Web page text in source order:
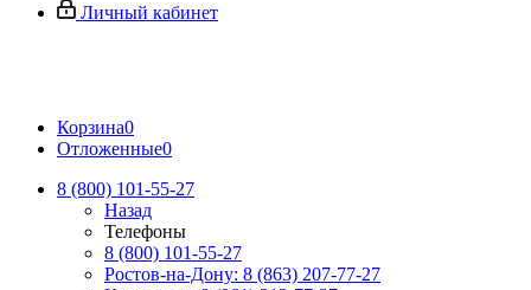
Личный кабинет
Корзина0
Отложенные0
8 (800) 101-55-27
Назад
Телефоны
8 (800) 101-55-27
Ростов-на-Дону: 8 (863) 207-77-27